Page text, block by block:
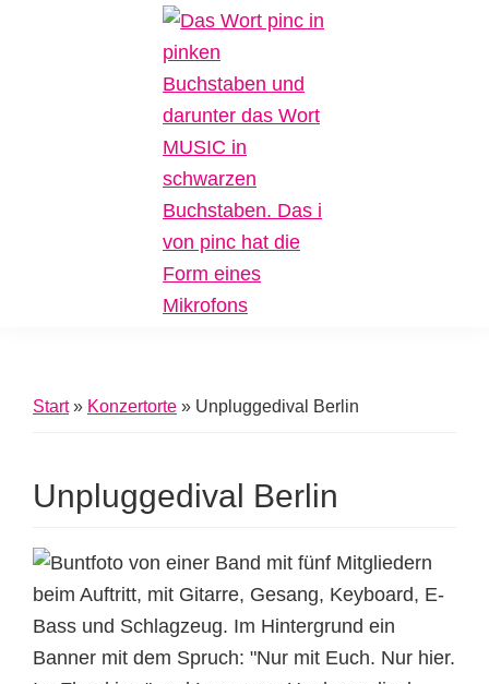
Inklusive
Start» Konzertorte » Unpluggedival Berlin
Unpluggedival Berlin